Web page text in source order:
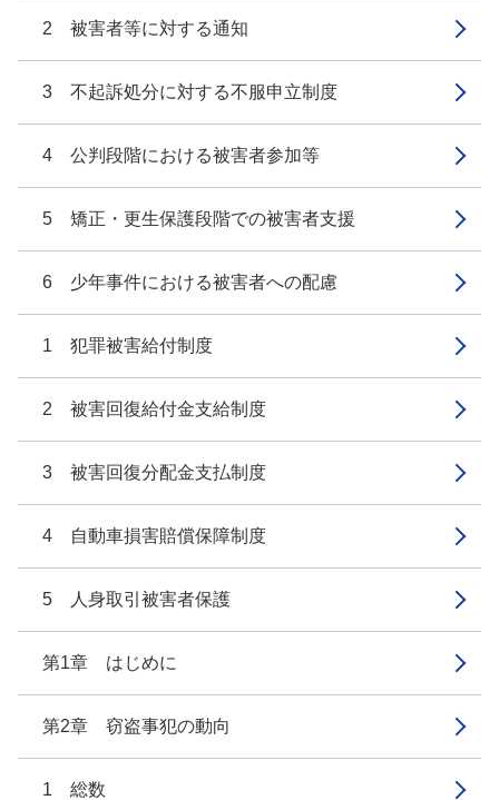
2 被害者等に対する通知
3 不起訴処分に対する不服申立制度
4 公判段階における被害者参加等
5 矯正・更生保護段階での被害者支援
6 少年事件における被害者への配慮
1 犯罪被害給付制度
2 被害回復給付金支給制度
3 被害回復分配金支払制度
4 自動車損害賠償保障制度
5 人身取引被害者保護
第1章 はじめに
第2章 窃盗事犯の動向
1 総数